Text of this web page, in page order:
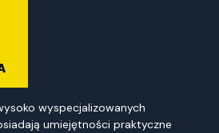
wyspecjalizowanych
umiejętności praktyczne